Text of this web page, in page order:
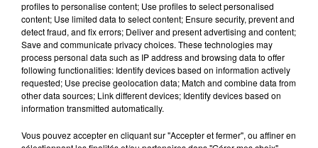
existants entre différentes personnes impliquées dans
les deux affaires, même si aucune poursuite n’a été
engagée contre Baghdad Benine dans le cadre du
dossier terroriste.
L’accusé a contesté son implication dans cette tentative
de braquage et a rejeté les accusations formulées par
plusieurs témoins. Son avocat a également dénoncé un
dossier reposant essentiellement sur des déclarations
profiles to personalise content; Use profiles to select personalised
content; Use limited data to select content; Ensure security, prevent and
detect fraud, and fix errors; Deliver and present advertising and content;
Save and communicate privacy choices. These technologies may
process personal data such as IP address and browsing data to offer
following functionalities: Identify devices based on information actively
requested; Use precise geolocation data; Match and combine data from
other data sources; Link different devices; Identify devices based on
information transmitted automatically.
Vous pouvez accepter en cliquant sur "Accepter et fermer", ou affiner en